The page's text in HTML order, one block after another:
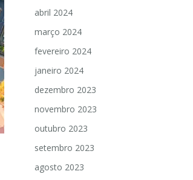
abril 2024
março 2024
fevereiro 2024
janeiro 2024
dezembro 2023
novembro 2023
outubro 2023
setembro 2023
agosto 2023